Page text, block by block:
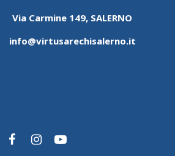
Via Carmine 149, SALERNO
info@virtusarechisalerno.it